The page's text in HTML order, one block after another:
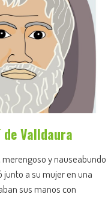
Valldaura
y nauseabundo
a su mujer en una
sus manos con